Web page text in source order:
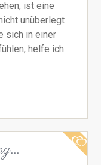
ist eine
unüberlegt
sich in einer
helfe ich